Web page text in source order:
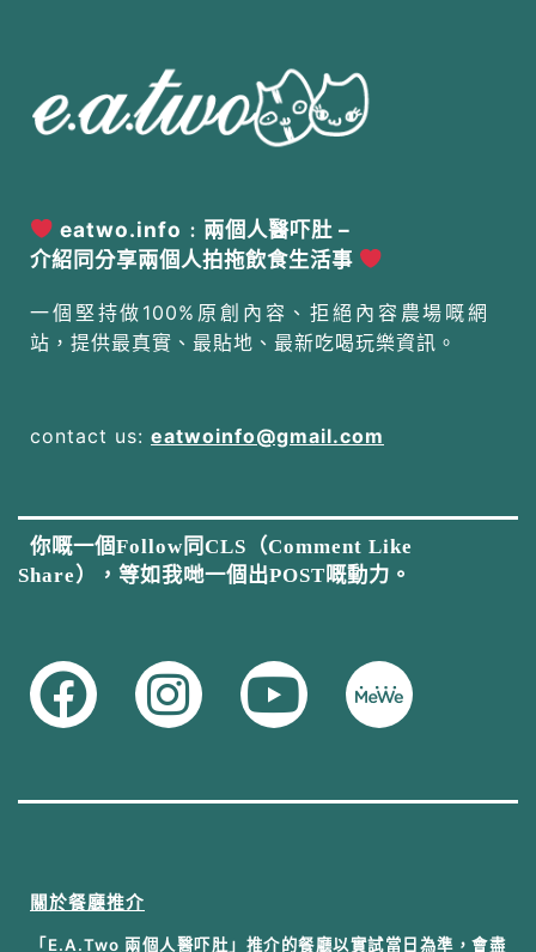
eatwo.info﹕兩個人醫吓肚 –
介紹同分享兩個人拍拖飲食生活事
一個堅持做100%原創內容、拒絕內容農場嘅網
站，提供最真實、最貼地、最新吃喝玩樂資訊。
contact us: eatwoinfo@gmail.com
你嘅一個Follow同CLS（Comment Like
Share），等如我哋一個出POST嘅動力。
關於餐廳推介
「E.A.Two 兩個人醫吓肚」推介的餐廳以實試當日為準，會盡